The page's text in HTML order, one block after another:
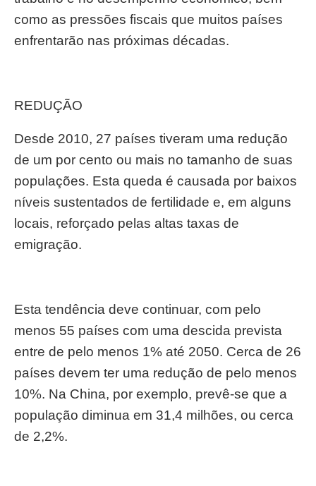
como as pressões fiscais que muitos países
enfrentarão nas próximas décadas.
REDUÇÃO
Desde 2010, 27 países tiveram uma redução
de um por cento ou mais no tamanho de suas
populações. Esta queda é causada por baixos
níveis sustentados de fertilidade e, em alguns
locais, reforçado pelas altas taxas de
emigração.
Esta tendência deve continuar, com pelo
menos 55 países com uma descida prevista
entre de pelo menos 1% até 2050. Cerca de 26
países devem ter uma redução de pelo menos
10%. Na China, por exemplo, prevê-se que a
população diminua em 31,4 milhões, ou cerca
de 2,2%.